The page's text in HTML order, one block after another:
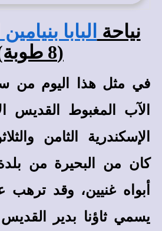
نياحة البابا
(8 طوبة)
الآب المغبوط القديس
الإسكندرية الثامن
كان من البحيرة من
أبواه غنيين، وقد
يسمي ثاؤنا بدير